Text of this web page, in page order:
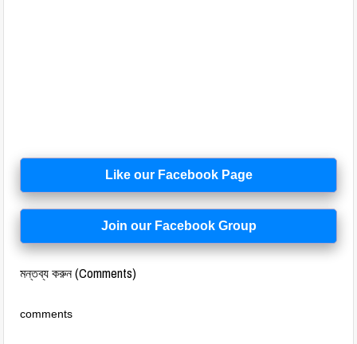
Like our Facebook Page
Join our Facebook Group
মন্তব্য করুন (Comments)
comments